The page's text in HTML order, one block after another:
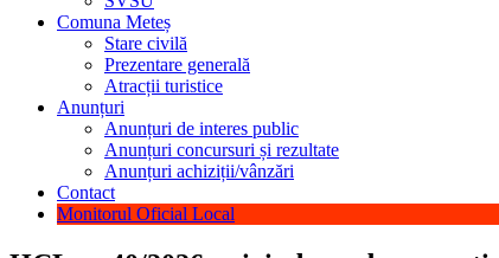
Comuna Meteș
Stare civilă
Prezentare generală
Atracții turistice
Anunțuri
Anunțuri de interes public
Anunțuri concursuri și rezultate
Anunțuri achiziții/vânzări
Contact
Monitorul Oficial Local